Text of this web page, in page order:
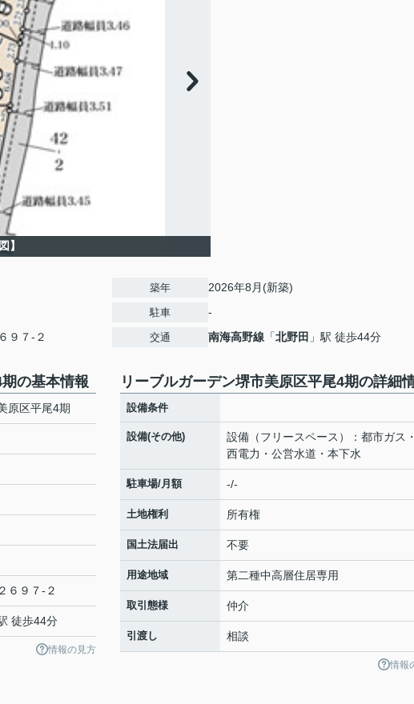
】
９７-２
築年 2026年8月(新築)
駐車 -
交通 南海高野線 「北野田 」駅 徒歩44分
の基本情報
原区平尾4期
２６９７-２
徒歩44分
情報の見方
リーブルガーデン堺市美原区平尾4期の詳細
設備条件
設備(その他)
設備（フリースペース）：都市ガス
西電力・公営水道・本下水
駐車場/月額 -/-
土地権利 所有権
国土法届出 不要
用途地域 第二種中高層住居専用
取引態様 仲介
引渡し 相談
情報